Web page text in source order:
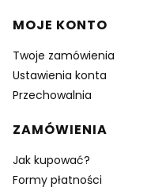
MOJE KONTO
Twoje zamówienia
Ustawienia konta
Przechowalnia
ZAMÓWIENIA
Jak kupować?
Formy płatności